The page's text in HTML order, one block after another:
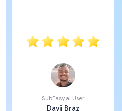
SubEasy.ai User
Davi Braz